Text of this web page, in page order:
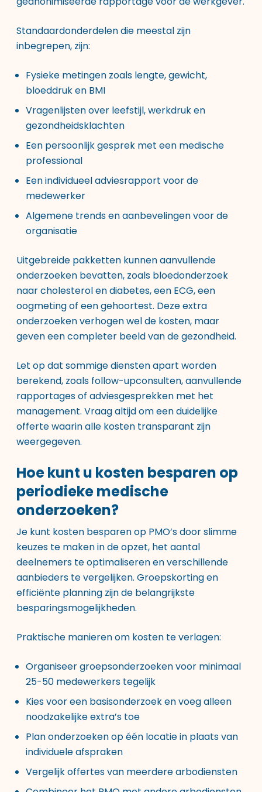
Standaardonderdelen die meestal zijn
inbegrepen, zijn:
Fysieke metingen zoals lengte, gewicht,
bloeddruk en BMI
Vragenlijsten over leefstijl, werkdruk en
gezondheidsklachten
Een persoonlijk gesprek met een medische
professional
Een individueel adviesrapport voor de
medewerker
Algemene trends en aanbevelingen voor de
organisatie
Uitgebreide pakketten kunnen aanvullende
onderzoeken bevatten, zoals bloedonderzoek
naar cholesterol en diabetes, een ECG, een
oogmeting of een gehoortest. Deze extra
onderzoeken verhogen wel de kosten, maar
geven een completer beeld van de gezondheid.
Let op dat sommige diensten apart worden
berekend, zoals follow-upconsulten, aanvullende
rapportages of adviesgesprekken met het
management. Vraag altijd om een duidelijke
offerte waarin alle kosten transparant zijn
weergegeven.
Hoe kunt u kosten besparen op
periodieke medische
onderzoeken?
Je kunt kosten besparen op PMO’s door slimme
keuzes te maken in de opzet, het aantal
deelnemers te optimaliseren en verschillende
aanbieders te vergelijken. Groepskorting en
efficiënte planning zijn de belangrijkste
besparingsmogelijkheden.
Praktische manieren om kosten te verlagen:
Organiseer groepsonderzoeken voor minimaal
25-50 medewerkers tegelijk
Kies voor een basisonderzoek en voeg alleen
noodzakelijke extra’s toe
Plan onderzoeken op één locatie in plaats van
individuele afspraken
Vergelijk offertes van meerdere arbodiensten